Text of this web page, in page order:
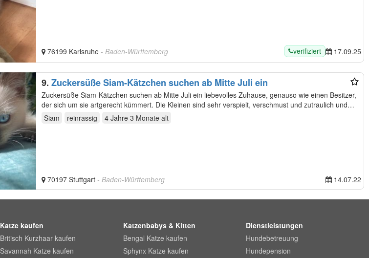
76199 Karlsruhe - Baden-Württemberg verifiziert 17.09.25
9. Zuckersüße Siam-Kätzchen suchen ab Mitte Juli ein
Zuckersüße Siam-Kätzchen suchen ab Mitte Juli ein liebevolles Zuhause, genauso wie einen Besitzer,
der sich um sie artgerecht kümmert. Die Kleinen sind sehr verspielt, verschmust und zutraulich und…
Siam
reinrassig 4 Jahre 3 Monate alt
70197 Stuttgart - Baden-Württemberg 14.07.22
Katze kaufen
Britisch Kurzhaar kaufen
Savannah Katze kaufen
Katzenbabys & Kitten
Bengal Katze kaufen
Sphynx Katze kaufen
Dienstleistungen
Hundebetreuung
Hundepension